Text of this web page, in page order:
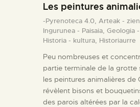
Les peintures
-Pyrenoteca 4.0, Arteak -
Ingurunea - Paisaia, Geologia
Historia - kultura, Historiaurre
Peu nombreuses et
partie terminale de la grotte
les peintures animalières de
révèlent bisons et
des parois altérées par la